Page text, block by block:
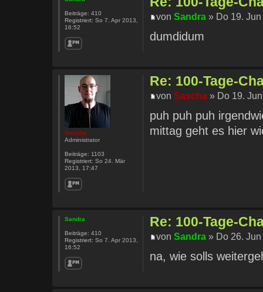
vonSandra » Do 19.
dumdidum
Beiträge: 410
Registriert: So 7. Apr 2013,
16:52
Re: 100-Tage-
vonSascha » Do 19.
puh puh puh
mittag geht es hier
Sascha
Administrator
Beiträge: 1103
Registriert: So 24. Mär
2013, 17:47
Re: 100-Tage-
vonSandra » Do 26.
na, wie solls
Sandra
Beiträge: 410
Registriert: So 7. Apr 2013,
16:52